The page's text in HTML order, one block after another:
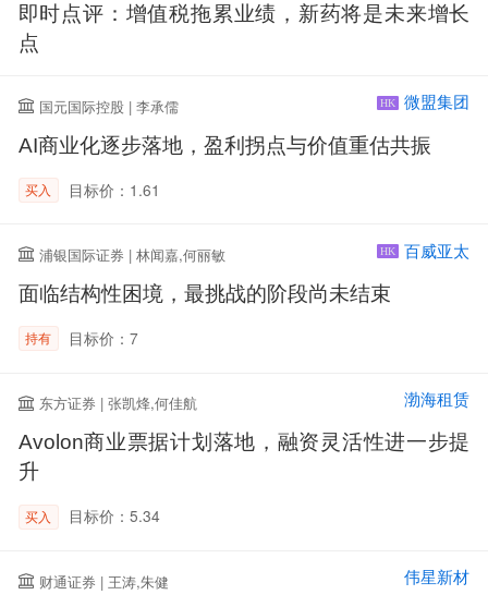
即时点评：增值税拖累业绩，新药将是未来增长
点
国元国际控股 | 李承儒 HK 微盟集团
AI商业化逐步落地，盈利拐点与价值重估共振
买入 目标价：1.61
浦银国际证券 | 林闻嘉,何丽敏 HK 百威亚太
面临结构性困境，最挑战的阶段尚未结束
持有 目标价：7
东方证券 | 张凯烽,何佳航 渤海租赁
Avolon商业票据计划落地，融资灵活性进一步提
升
买入 目标价：5.34
财通证券 | 王涛,朱健 伟星新材